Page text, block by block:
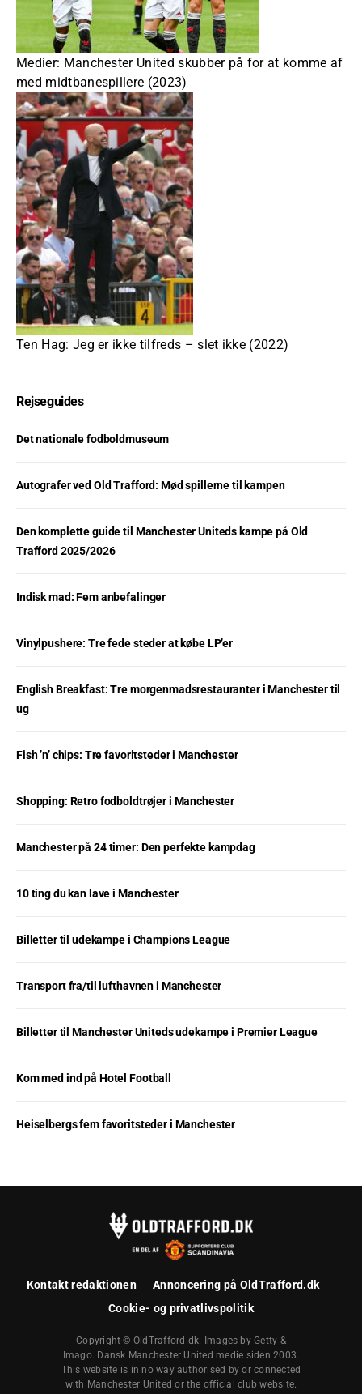
Medier: Manchester United skubber på for at komme af
med midtbanespillere (2023)
Ten Hag: Jeg er ikke tilfreds – slet ikke (2022)
Rejseguides
Det nationale fodboldmuseum
Autografer ved Old Trafford: Mød spillerne til kampen
Den komplette guide til Manchester Uniteds kampe på Old
Trafford 2025/2026
Indisk mad: Fem anbefalinger
Vinylpushere: Tre fede steder at købe LP’er
English Breakfast: Tre morgenmadsrestauranter i Manchester til
ug
Fish ’n’ chips: Tre favoritsteder i Manchester
Shopping: Retro fodboldtrøjer i Manchester
Manchester på 24 timer: Den perfekte kampdag
10 ting du kan lave i Manchester
Billetter til udekampe i Champions League
Transport fra/til lufthavnen i Manchester
Billetter til Manchester Uniteds udekampe i Premier League
Kom med ind på Hotel Football
Heiselbergs fem favoritsteder i Manchester
Kontakt redaktionen
Annoncering på OldTrafford.dk
Cookie- og privatlivspolitik
Copyright © OldTrafford.dk. Images by Getty &
Imago. Dansk Manchester United medie siden 2003.
This website is in no way authorised by or connected
with Manchester United or the official club website.